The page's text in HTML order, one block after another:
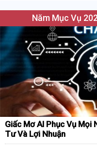
Năm Mục Vụ
Giấc Mơ AI Phục Vụ
Tư Và Lợi Nhuận